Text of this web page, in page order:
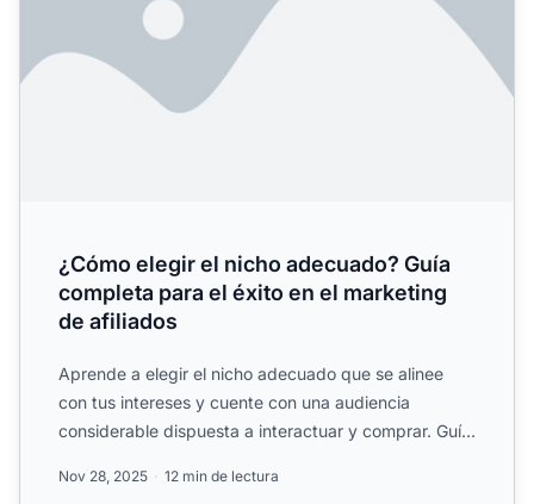
¿Cómo elegir el nicho adecuado? Guía
completa para el éxito en el marketing
de afiliados
Aprende a elegir el nicho adecuado que se alinee
con tus intereses y cuente con una audiencia
considerable dispuesta a interactuar y comprar. Guía
Nov 28, 2025 12 min de lectura